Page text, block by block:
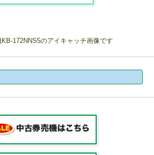
172NNS5のアイキャッチ画像です